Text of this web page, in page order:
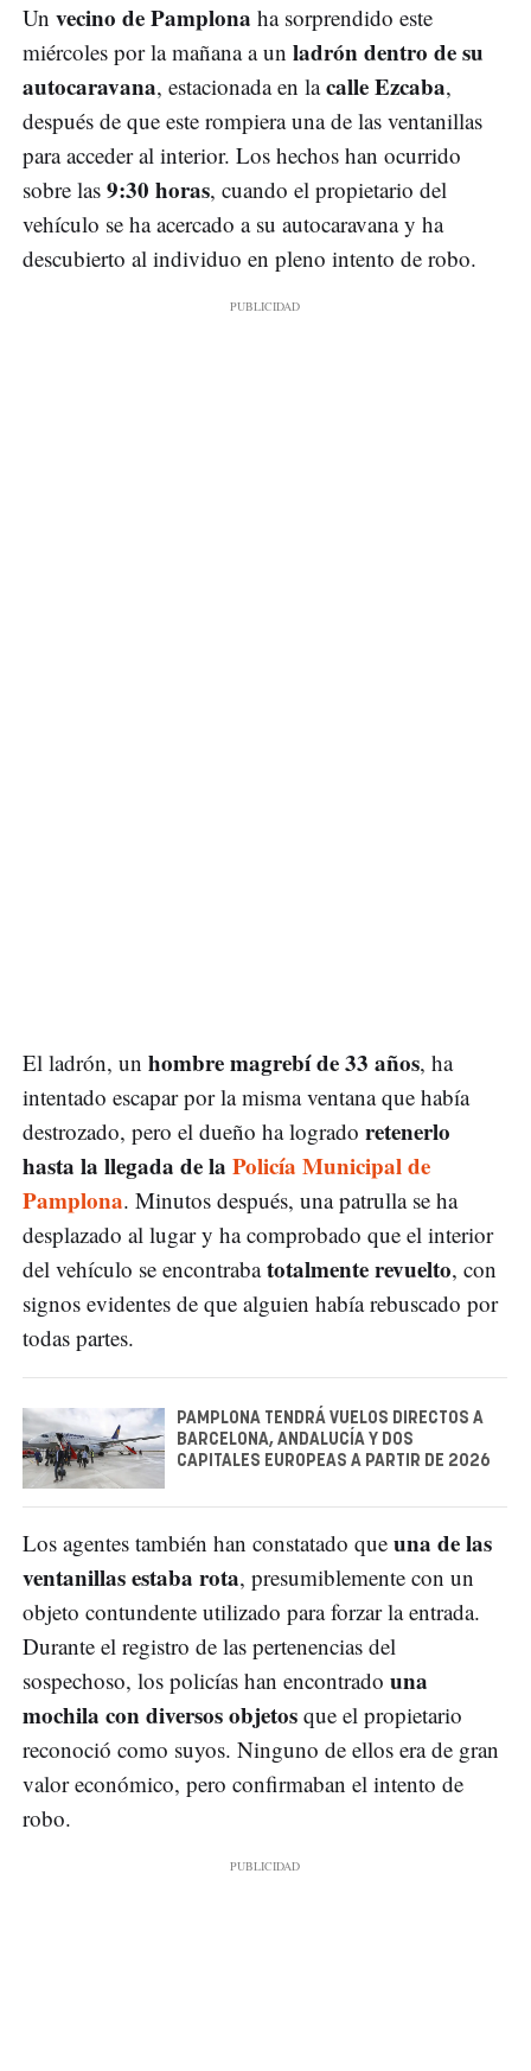
Un vecino de Pamplona ha sorprendido este
miércoles por la mañana a un ladrón dentro de su
autocaravana, estacionada en lacalle Ezcaba,
después de que este rompiera una de las ventanillas
para acceder al interior. Los hechos han ocurrido
sobre las 9:30 horas, cuando el propietario del
vehículo se ha acercado a su autocaravana y ha
descubierto al individuo en pleno intento de robo.
El ladrón, un hombre magrebí de 33 años, ha
intentado escapar por la misma ventana que había
destrozado, pero el dueño ha logrado retenerlo
hasta la llegada de la Policía Municipal de
Pamplona. Minutos después, una patrulla se ha
desplazado al lugar y ha comprobado que el interior
del vehículo se encontrabatotalmente revuelto, con
signos evidentes de que alguien había rebuscado por
todas partes.
PAMPLONA TENDRÁ VUELOS DIRECTOS A
BARCELONA, ANDALUCÍA Y DOS
CAPITALES EUROPEAS A PARTIR DE 2026
Los agentes también han constatado que una de las
ventanillas estaba rota, presumiblemente con un
objeto contundente utilizado para forzar la entrada.
Durante el registro de las pertenencias del
sospechoso, los policías han encontrado una
mochila con diversos objetos que el propietario
reconoció como suyos. Ninguno de ellos era de gran
valor económico, pero confirmaban el intento de
robo.